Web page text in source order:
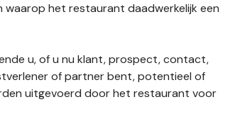
het restaurant daadwerkelijk een
u, of u nu klant, prospect, contact,
of partner bent, potentieel of
uitgevoerd door het restaurant voor